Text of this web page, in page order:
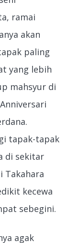
ramai
akan
paling
yang lebih
mahsyur di
tapak-tapak
di sekitar
Takahara
kecewa
sebegini.
agak